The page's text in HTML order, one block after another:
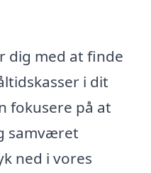
dig med at finde
i dit
fokusere på at
samværet
ned i vores